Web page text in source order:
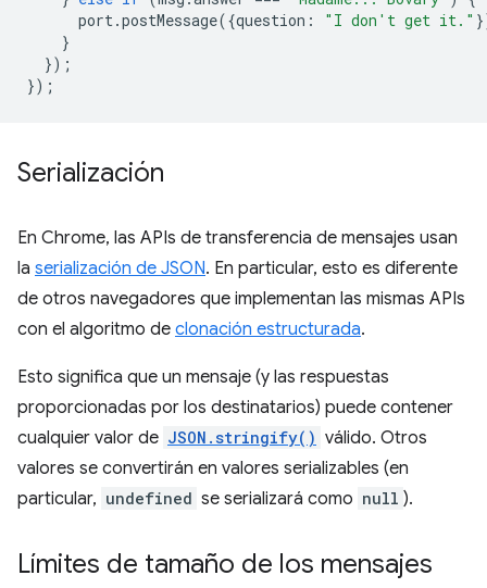
port.postMessage({question : "I don't get it."
}
});
});
Serialización
En Chrome, las APIs de transferencia de mensajes usan
la serialización de JSON. En particular, esto es diferente
de otros navegadores que implementan las mismas APIs
con el algoritmo de clonación estructurada.
Esto significa que un mensaje (y las respuestas
proporcionadas por los destinatarios) puede contener
cualquier valor de JSON.stringify() válido. Otros
valores se convertirán en valores serializables (en
particular, undefined se serializará como null ).
Límites de tamaño de los mensajes